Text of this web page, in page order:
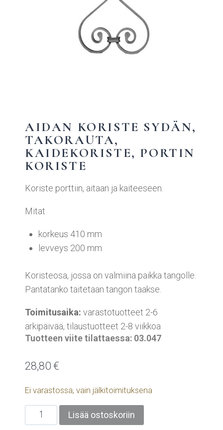
AIDAN KORISTE SYDÄN,
TAKORAUTA,
KAIDEKORISTE, PORTIN
KORISTE
Koriste porttiin, aitaan ja kaiteeseen.
Mitat
korkeus 410 mm
levveys 200 mm
Koristeosa, jossa on valmiina paikka tangolle.
Pantatanko taitetaan tangon taakse.
Toimitusaika: varastotuotteet 2-6
arkipäivää, tilaustuotteet 2-8 viikkoa
Tuotteen viite tilattaessa: 03.047
28,80€
Ei varastossa, vain jälkitoimituksena
Lisää ostoskoriin